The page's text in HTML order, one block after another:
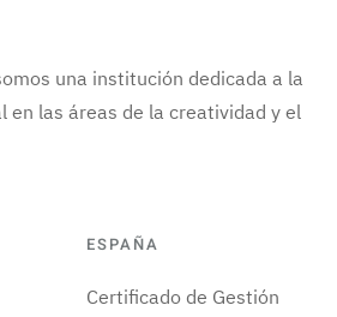
una institución dedicada a la
en las áreas de la creatividad y el
ESPAÑA
Certificado de Gestión